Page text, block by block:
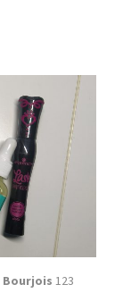
Bourjois 123